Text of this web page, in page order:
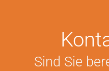
Sind Sie